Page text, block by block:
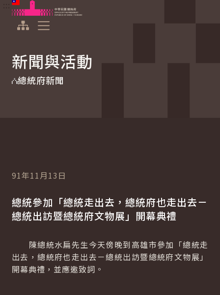
跳到主要內容
中華民國總統府
新聞與活動
總統府新聞
91年11月13日
總統參加「總統走出去，總統府也走出去－
總統出訪暨總統府文物展」開幕典禮
陳總統水扁先生今天傍晚到高雄市參加「總統走
出去，總統府也走出去－總統出訪暨總統府文物展」
開幕典禮，並應邀致詞。